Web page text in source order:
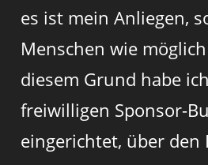
es ist mein Anliegen,
Menschen wie
diesem Grund habe
freiwilligen Sponsor-
eingerichtet, über den